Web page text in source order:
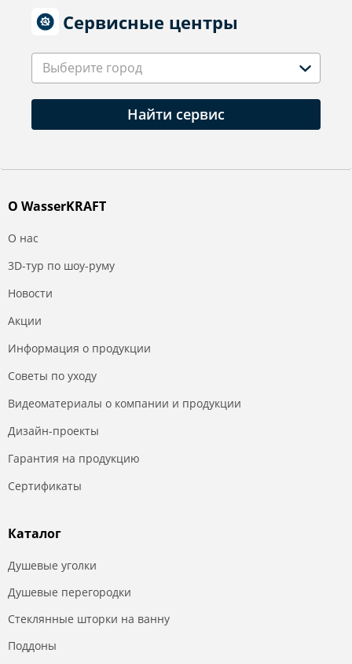
Сервисные центры
Выберите город
Найти сервис
О WasserKRAFT
О нас
3D-тур по шоу-руму
Новости
Акции
Информация о продукции
Советы по уходу
Видеоматериалы о компании и продукции
Дизайн-проекты
Гарантия на продукцию
Сертификаты
Каталог
Душевые уголки
Душевые перегородки
Стеклянные шторки на ванну
Поддоны